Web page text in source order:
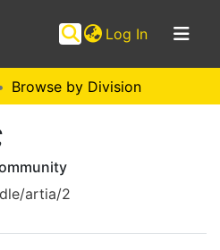
Log In (current)
Browse by Division
artia/2